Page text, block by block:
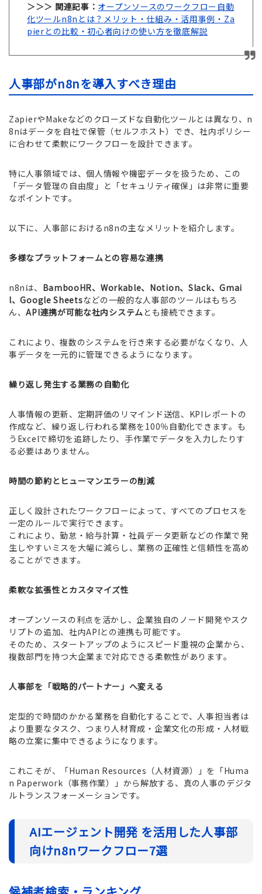
＞＞＞ 関連記事： オープンソースのワークフロー自動
化ツールn8nとは？メリット・仕組み・活用事例・Za
pierとの比較・初心者向けの使い方を徹底解説
人事部がn8nを導入すべき理由
ZapierやMakeなどのクローズドな自動化ツールとは異なり、n
8nはデータを自社で保管（セルフホスト）でき、社内ポリシー
に合わせて柔軟にワークフローを設計できます。
特に人事領域では、個人情報や機密データを扱うため、この
「データ管理の自由度」と「セキュリティ確保」は非常に重要
なポイントです。
以下に、人事部におけるn8nの主なメリットを紹介します。
多様なプラットフォームとの容易な連携
n8nは、 BambooHR、Workable、Notion、Slack、Gmai
l、Google Sheetsなどの一般的な人事部のツールはもちろ
ん、API連携が可能な社内システムとも接続できます。
これにより、複数のシステムを行き来する必要がなくなり、人
事データを一元的に管理できるようになります。
繰り返し発生する業務の自動化
人事情報の更新、定期評価のリマインド送信、KPIレポートの
作成など、繰り返し行われる業務を100％自動化できます。も
うExcelで締切を追跡したり、手作業でデータを入力したりす
る必要はありません。
時間の節約とヒューマンエラーの削減
正しく設計されたワークフローによって、すべてのプロセスを
一定のルールで実行できます。
これにより、勤怠・給与計算・社員データ更新などの作業で発
生しやすいミスを大幅に減らし、業務の正確性と信頼性を高め
ることができます。
柔軟な拡張性とカスタマイズ性
オープンソースの利点を活かし、企業独自のノード開発やスク
リプトの追加、社内APIとの連携も可能です。
そのため、スタートアップのようにスピード重視の企業から、
複数部門を持つ大企業まで対応できる柔軟性があります。
人事部を「戦略的パートナー」へ変える
定型的で時間のかかる業務を自動化することで、人事担当者は
より重要なタスク、つまり人材育成・企業文化の形成・人材戦
略の立案に集中できるようになります。
これこそが、「Human Resources（人材資源）」を「Huma
n Paperwork（事務作業）」から解放する、真の人事のデジタ
ルトランスフォーメーションです。
AIエージェント開発 を活用した人事部
向けn8nワークフロー7選